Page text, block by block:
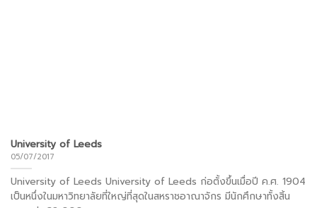
University of Leeds
05/07/2017
University of Leeds University of Leeds ก่อตั้งขึ้นเมื่อปี ค.ศ. 1904
เป็นหนึ่งในมหาวิทยาลัยที่ใหญ่ที่สุดในสหราชอาณาจักร มีนักศึกษาทั้งสิ้น